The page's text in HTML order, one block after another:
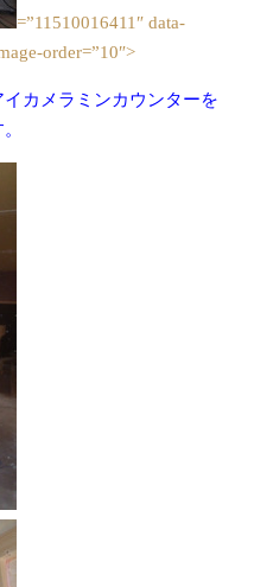
=”11510016411″ data-
order=”10″>
カメラミンカウンターを